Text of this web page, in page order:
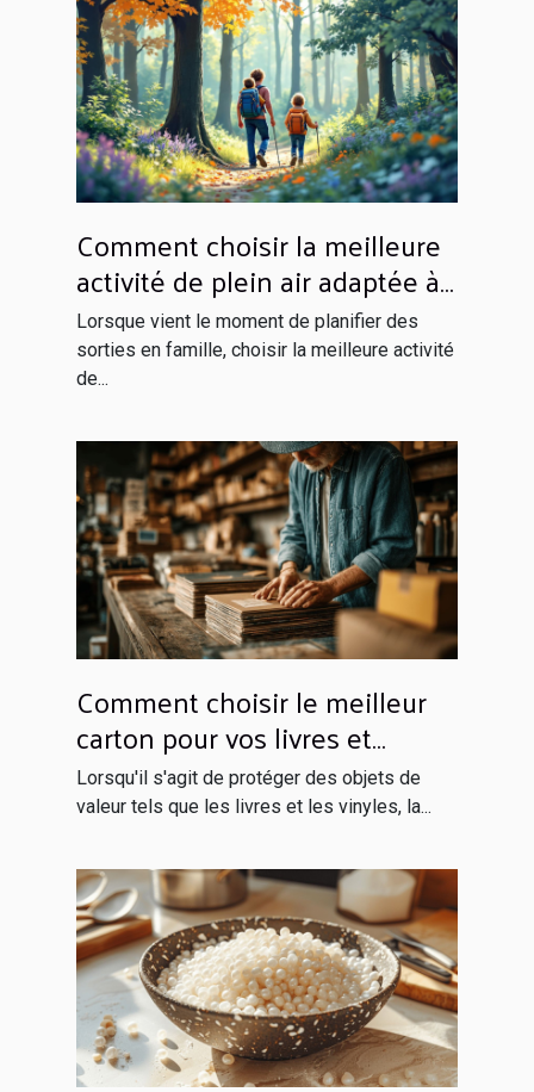
Comment choisir la meilleure
activité de plein air adaptée à
votre famille ?
Lorsque vient le moment de planifier des
sorties en famille, choisir la meilleure activité
de...
Comment choisir le meilleur
carton pour vos livres et
vinyles
Lorsqu'il s'agit de protéger des objets de
valeur tels que les livres et les vinyles, la...